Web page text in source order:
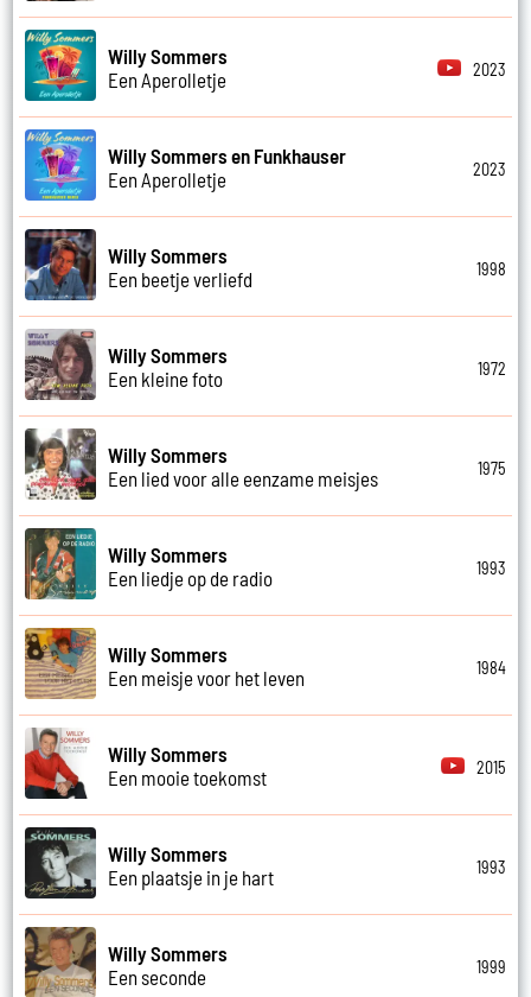
Willy Sommers
Een Aperolletje
2023
Willy Sommers en Funkhauser
Een Aperolletje
2023
Willy Sommers
Een beetje verliefd
1998
Willy Sommers
Een kleine foto
1972
Willy Sommers
Een lied voor alle eenzame meisjes
1975
Willy Sommers
Een liedje op de radio
1993
Willy Sommers
Een meisje voor het leven
1984
Willy Sommers
Een mooie toekomst
2015
Willy Sommers
Een plaatsje in je hart
1993
Willy Sommers
Een seconde
1999